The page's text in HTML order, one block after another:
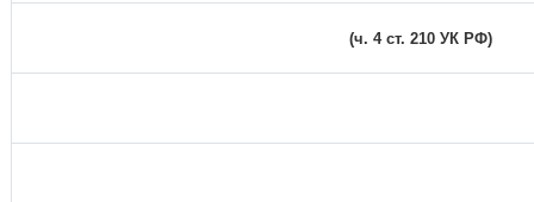
(ч. 4 ст. 210 УК РФ)